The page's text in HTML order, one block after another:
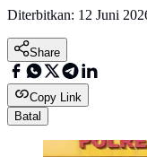
Diterbitkan: 12 Juni
Share
Copy Link
Batal